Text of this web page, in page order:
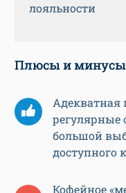
лояльности
Плюсы и минусы
Адекватная
регулярные
большой
доступного
Кофейное